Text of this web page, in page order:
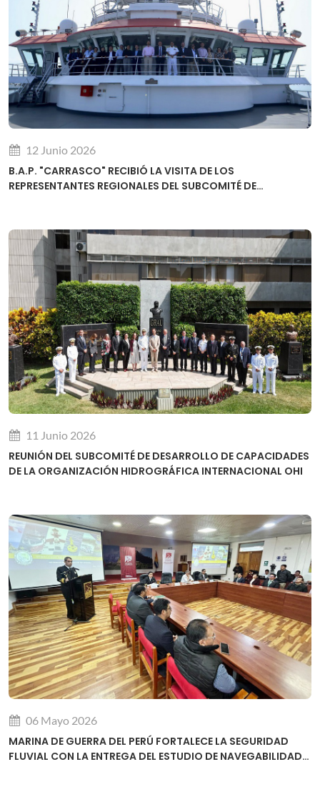
12 Junio 2026
B.A.P. "CARRASCO" RECIBIÓ LA VISITA DE LOS
REPRESENTANTES REGIONALES DEL SUBCOMITÉ DE
11 Junio 2026
REUNIÓN DEL SUBCOMITÉ DE DESARROLLO DE CAPACIDADES
DE LA ORGANIZACIÓN HIDROGRÁFICA INTERNACIONAL OHI
06 Mayo 2026
MARINA DE GUERRA DEL PERÚ FORTALECE LA SEGURIDAD
FLUVIAL CON LA ENTREGA DEL ESTUDIO DE NAVEGABILIDAD